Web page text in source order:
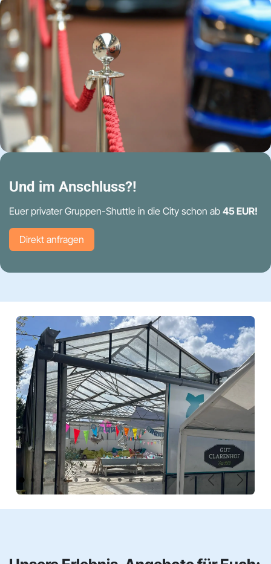
Und im Anschluss?!
Euer privater Gruppen-Shuttle in die City schon ab 45 EUR!
Direk​​​​t anfragen
VorherigWeiter